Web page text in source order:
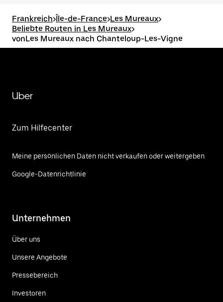
Frankreich>Île-de-France>Les Mureaux>
Beliebte Routen in Les Mureaux>
vonLes Mureaux nach Chanteloup-Les-Vigne
Uber
Zum Hilfecenter
Meine persönlichen Daten nicht verkaufen oder weitergeben
Google-Datenrichtlinie
Unternehmen
Über uns
Unsere Angebote
Pressebereich
Investoren